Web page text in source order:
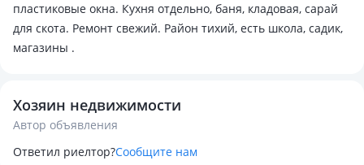
пластиковые окна. Кухня отдельно, баня, кладовая, сарай
для скота. Ремонт свежий. Район тихий, есть школа, садик,
магазины .
Хозяин недвижимости
Автор объявления
Ответил риелтор?Сообщите нам